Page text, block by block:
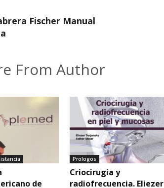
Fischer Manual
From Author
de
Prologos
Criocirugia y
radiofrecuencia. Eliezer